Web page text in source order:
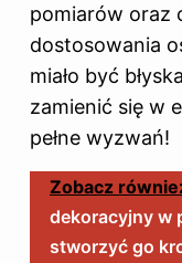
pomiarów oraz
dostosowania
miało być
zamienić się w
pełne wyzwań!
Zobacz
dekoracyjny w
stworzyć go